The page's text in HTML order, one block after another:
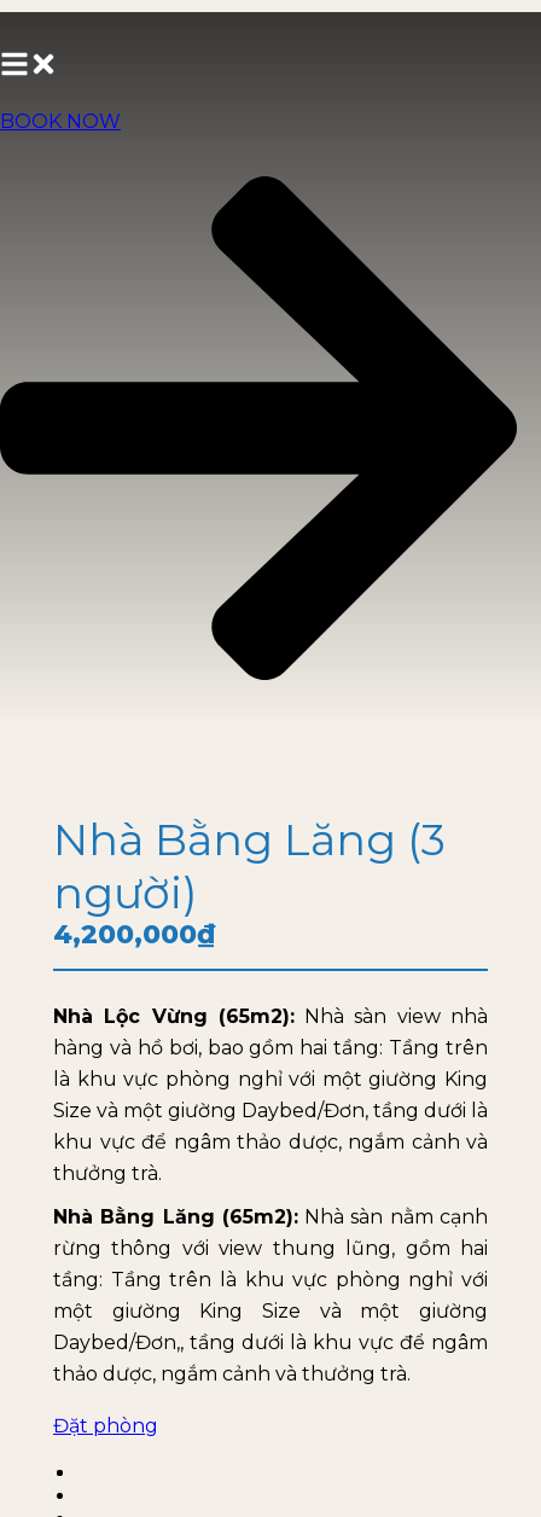
BOOK NOW
Nhà Bằng Lăng (3
người)
4,200,000₫
Nhà Lộc Vừng (65m2):Nhà sàn view nhà
hàng và hồ bơi, bao gồm hai tầng: Tầng trên
là khu vực phòng nghỉ với một giường King
Size và một giường Daybed/Đơn, tầng dưới là
khu vực để ngâm thảo dược, ngắm cảnh và
thưởng trà.
Nhà Bằng Lăng (65m2):Nhà sàn nằm cạnh
rừng thông với view thung lũng, gồm hai
tầng: Tầng trên là khu vực phòng nghỉ với
một giường King Size và một giường
Daybed/Đơn,, tầng dưới là khu vực để ngâm
thảo dược, ngắm cảnh và thưởng trà.
Đặt phòng